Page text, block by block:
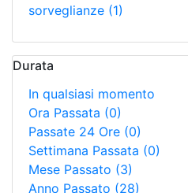
sorveglianze (1)
Durata
In qualsiasi momento
Ora Passata (0)
Passate 24 Ore (0)
Settimana Passata (0)
Mese Passato (3)
Anno Passato (28)